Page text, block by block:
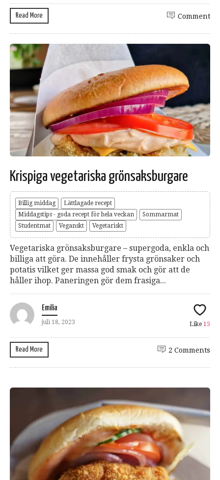
Read More Comment
Krispiga vegetariska grönsaksburgare
Billig middag
Lättlagade recept
Middagstips - goda recept för hela veckan
Sommarmat
Studentmat
Veganskt Vegetariskt
Vegetariska grönsaksburgare – supergoda, enkla och
billiga att göra. De innehåller frysta grönsaker och
potatis vilket ger massa god smak och gör att de
håller ihop. Paneringen gör dem frasiga...
Emilia
juli 18, 2023 Like 15
Read More 2 Comments